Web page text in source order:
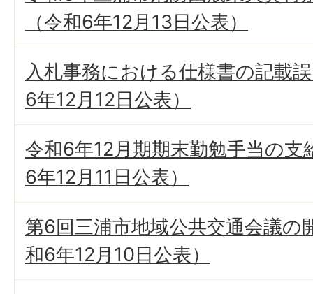
（令和6年12月13日公表）
入札事務における仕様書の記載
6年12月12日公表）
令和6年12月期期末勤勉手当の支
6年12月11日公表）
第6回三浦市地域公共交通会議の
和6年12月10日公表）